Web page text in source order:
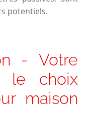
potentiels.
- Votre
le choix
maison